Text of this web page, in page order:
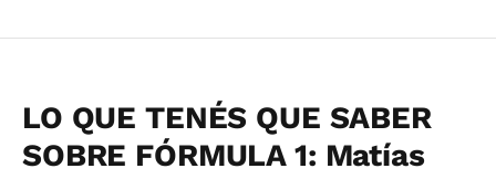
LO QUE TENÉS QUE SABER
SOBRE FÓRMULA 1: Matías